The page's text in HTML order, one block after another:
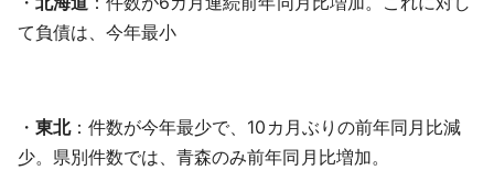
て負債は、今年最小
・東北：件数が今年最少で、10カ月ぶりの前年同月比減
少。県別件数では、青森のみ前年同月比増加。